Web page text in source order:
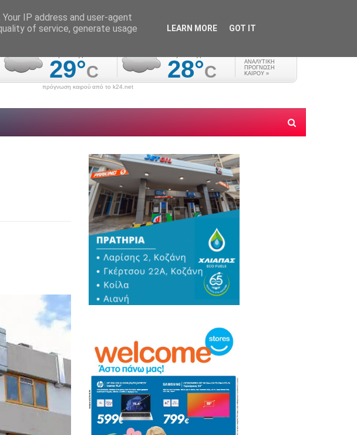
πρόγνωση καιρού από το k24.net
IP address and user-agent
of service, generate usage
LEARN MORE GOT IT